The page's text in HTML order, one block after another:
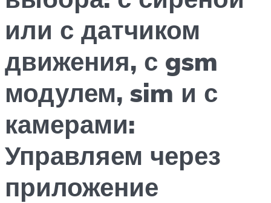
или с датчиком
движения, с gsm
модулем, sim и с
камерами:
Управляем через
приложение